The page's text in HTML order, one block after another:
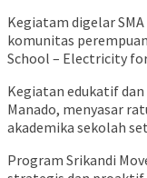
Kegiatam digelar
komunitas
School – Electricity
Kegiatan edukatif dan
Manado, menyasar
akademika sekolah
Program Srikandi